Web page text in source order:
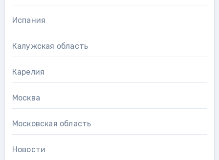
Испания
Калужская область
Карелия
Москва
Московская область
Новости